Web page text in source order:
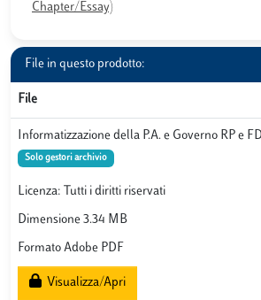
Chapter/Essay)
File in questo prodotto:
File
Informatizzazione della P.A. e Governo RP e
Solo gestori archivio
Licenza: Tutti i diritti riservati
Dimensione 3.34 MB
Formato Adobe PDF
Visualizza/Apri